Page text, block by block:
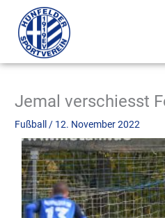
Inhalt
springen
Jemal verschiesst
Fußball / 12. November 2022